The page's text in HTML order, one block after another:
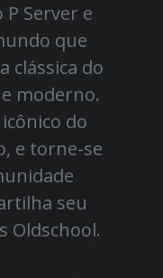
P Server e
que
clássica do
moderno.
do
e torne-se
seu
Oldschool.